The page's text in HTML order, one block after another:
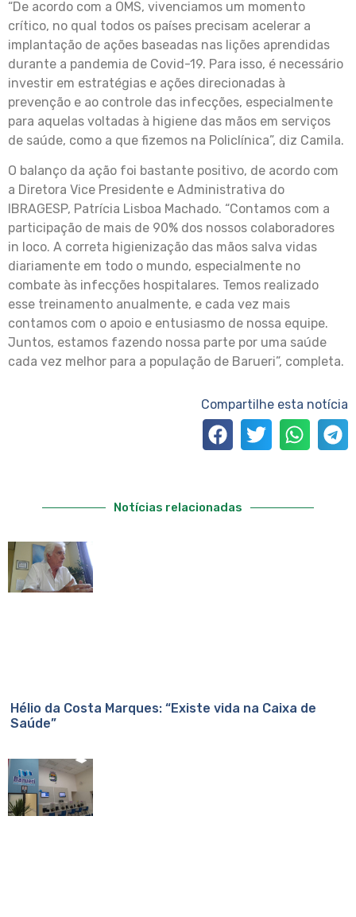
“De acordo com a OMS, vivenciamos um momento
crítico, no qual todos os países precisam acelerar a
implantação de ações baseadas nas lições aprendidas
durante a pandemia de Covid-19. Para isso, é necessário
investir em estratégias e ações direcionadas à
prevenção e ao controle das infecções, especialmente
para aquelas voltadas à higiene das mãos em serviços
de saúde, como a que fizemos na Policlínica”, diz Camila.
O balanço da ação foi bastante positivo, de acordo com
a Diretora Vice Presidente e Administrativa do
IBRAGESP, Patrícia Lisboa Machado. “Contamos com a
participação de mais de 90% dos nossos colaboradores
in loco. A correta higienização das mãos salva vidas
diariamente em todo o mundo, especialmente no
combate às infecções hospitalares. Temos realizado
esse treinamento anualmente, e cada vez mais
contamos com o apoio e entusiasmo de nossa equipe.
Juntos, estamos fazendo nossa parte por uma saúde
cada vez melhor para a população de Barueri”, completa.
Compartilhe esta notícia
Notícias relacionadas
Hélio da Costa Marques: “Existe vida na Caixa de
Saúde”